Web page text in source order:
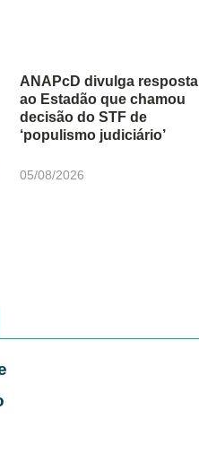
ANAPcD divulga resposta
ao Estadão que chamou
decisão do STF de
‘populismo judiciário’
05/08/2026